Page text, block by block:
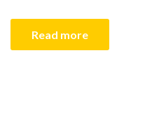
Read more